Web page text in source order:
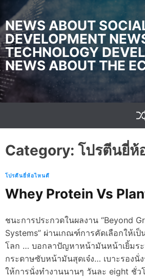
i
p
t
o
c
o
n
n
NEWS ABOUT
DEVELOPMENT
TECHNOLOGY
NEWS ABOUT THE
S
h
f
f
Category: โปรตีนยี่ห้
โปรตีนยี่ห้อไหนดี
Whey Protein Vs
ชนะการประกวดในผลงาน “Beyond
Systems” ผ่านเกณฑ์การคัดเลือกให้เ
โลก … บอกลาปัญหาหน้ามันหน้าเยิ้มระ
กระดาษซับหน้ามันสุดเจ๋ง… เบาะรองนั่
ให้การนั่งทำงานนานๆ วันละ eight ชั่